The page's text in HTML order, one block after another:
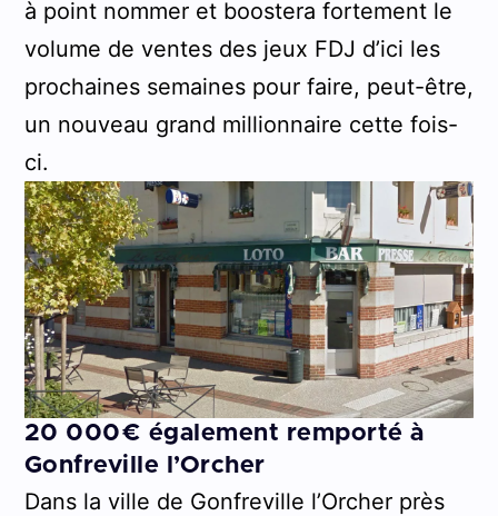
à point nommer et boostera fortement le
volume de ventes des jeux FDJ d’ici les
prochaines semaines pour faire, peut-être,
un nouveau grand millionnaire cette fois-
ci.
20 000€ également remporté à
Gonfreville l’Orcher
Dans la ville de Gonfreville l’Orcher près